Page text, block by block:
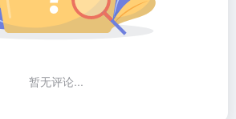
暂无评论...